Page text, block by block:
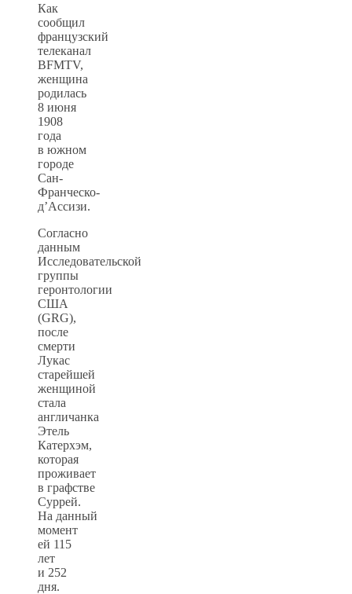
Как
сообщил
французский
телеканал
BFMTV,
женщина
родилась
8 июня
1908
года
в южном
городе
Сан-
Франческо-
д’Ассизи.
Согласно
данным
Исследовательской
группы
геронтологии
США
(GRG),
после
смерти
Лукас
старейшей
женщиной
стала
англичанка
Этель
Катерхэм,
которая
проживает
в графстве
Суррей.
На данный
момент
ей 115
лет
и 252
дня.